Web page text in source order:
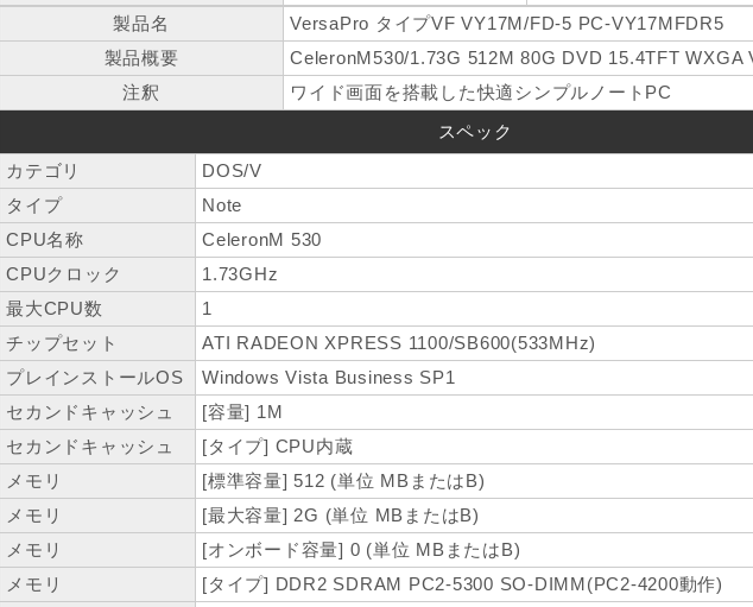
製品名
VersaPro タイプVF VY17M/FD-5 PC-VY17MFDR5
製品概要
CeleronM530/1.73G 512M 80G DVD 15.4TFT WXGA
注釈
ワイド画面を搭載した快適シンプルノートPC
スペック
カテゴリ
DOS/V
タイプ
Note
CPU名称
CeleronM 530
CPUクロック
1.73GHz
最大CPU数
1
チップセット
ATI RADEON XPRESS 1100/SB600(533MHz)
プレインストールOS
Windows Vista Business SP1
セカンドキャッシュ
[容量] 1M
セカンドキャッシュ
[タイプ] CPU内蔵
メモリ
[標準容量] 512 (単位 MBまたはB)
メモリ
[最大容量] 2G (単位 MBまたはB)
メモリ
[オンボード容量] 0 (単位 MBまたはB)
メモリ
[タイプ] DDR2 SDRAM PC2-5300 SO-DIMM(PC2-4200動作)